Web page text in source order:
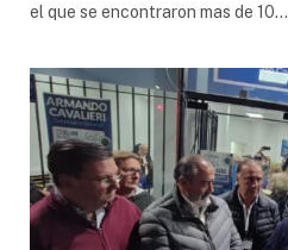
el que se encontraron mas de 10…